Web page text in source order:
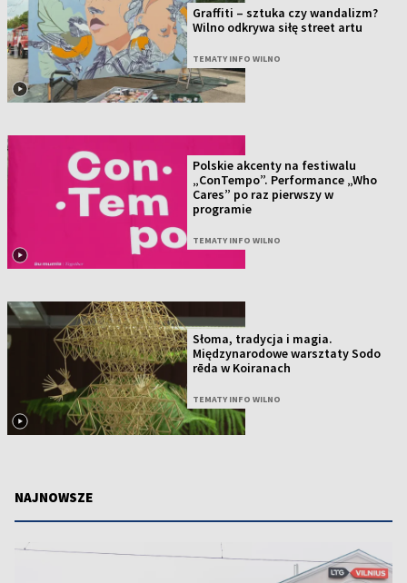
Graffiti – sztuka czy wandalizm?
Wilno odkrywa siłę street artu
TEMATY INFO WILNO
Polskie akcenty na festiwalu
„ConTempo”. Performance „Who
Cares” po raz pierwszy w
programie
TEMATY INFO WILNO
Słoma, tradycja i magia.
Międzynarodowe warsztaty Sodo
rēda w Koiranach
TEMATY INFO WILNO
NAJNOWSZE